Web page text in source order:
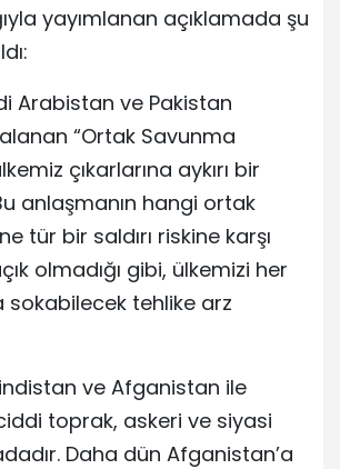
yayımlanan açıklamada şu
Arabistan ve Pakistan
“Ortak Savunma
çıkarlarına aykırı bir
anlaşmanın hangi ortak
tür bir saldırı riskine karşı
olmadığı gibi, ülkemizi her
sokabilecek tehlike arz
ve Afganistan ile
toprak, askeri ve siyasi
Daha dün Afganistan’a